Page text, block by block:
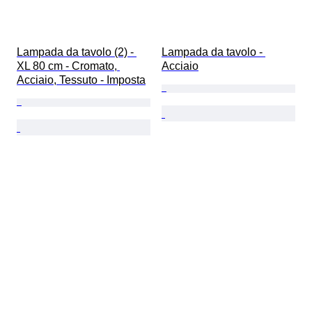
Lampada da tavolo (2) -
XL 80 cm - Cromato,
Acciaio, Tessuto - Imposta
Lampada da tavolo -
Acciaio